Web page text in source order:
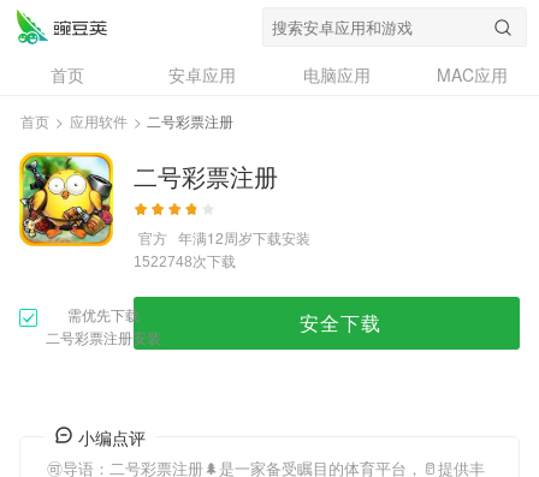
首页 安卓应用 电脑应用
MAC应用
资讯
专题
问答
首页 > 应用软件 > 二号彩票注册
二号彩票注册
官方 年满12周岁下载安装
1522748次下载
需优先下载
二号彩票注册安装
安全下载
小编点评
🉑导语： 二号彩票注册🌲是一家备受瞩目的体育平台，🥛提供丰